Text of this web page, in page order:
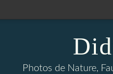
Photos de Nature,